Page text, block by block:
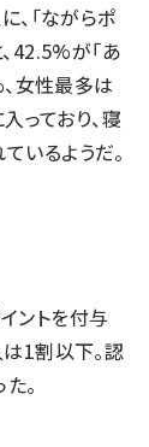
「ながらポ
42.5%が「あ
女性最多は
っており、寝
いるようだ。
ントを付与
1割以下。認
。